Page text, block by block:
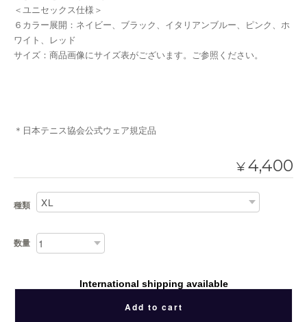
＜ユニセックス仕様＞
６カラー展開：ネイビー、ブラック、イタリアンブルー、ピンク、ホ
ワイト、レッド
サイズ：商品画像にサイズ表がございます。ご参照ください。
＊日本テニス協会公式ウェア規定品
¥4,400
種類
数量
International shipping available
Add to cart